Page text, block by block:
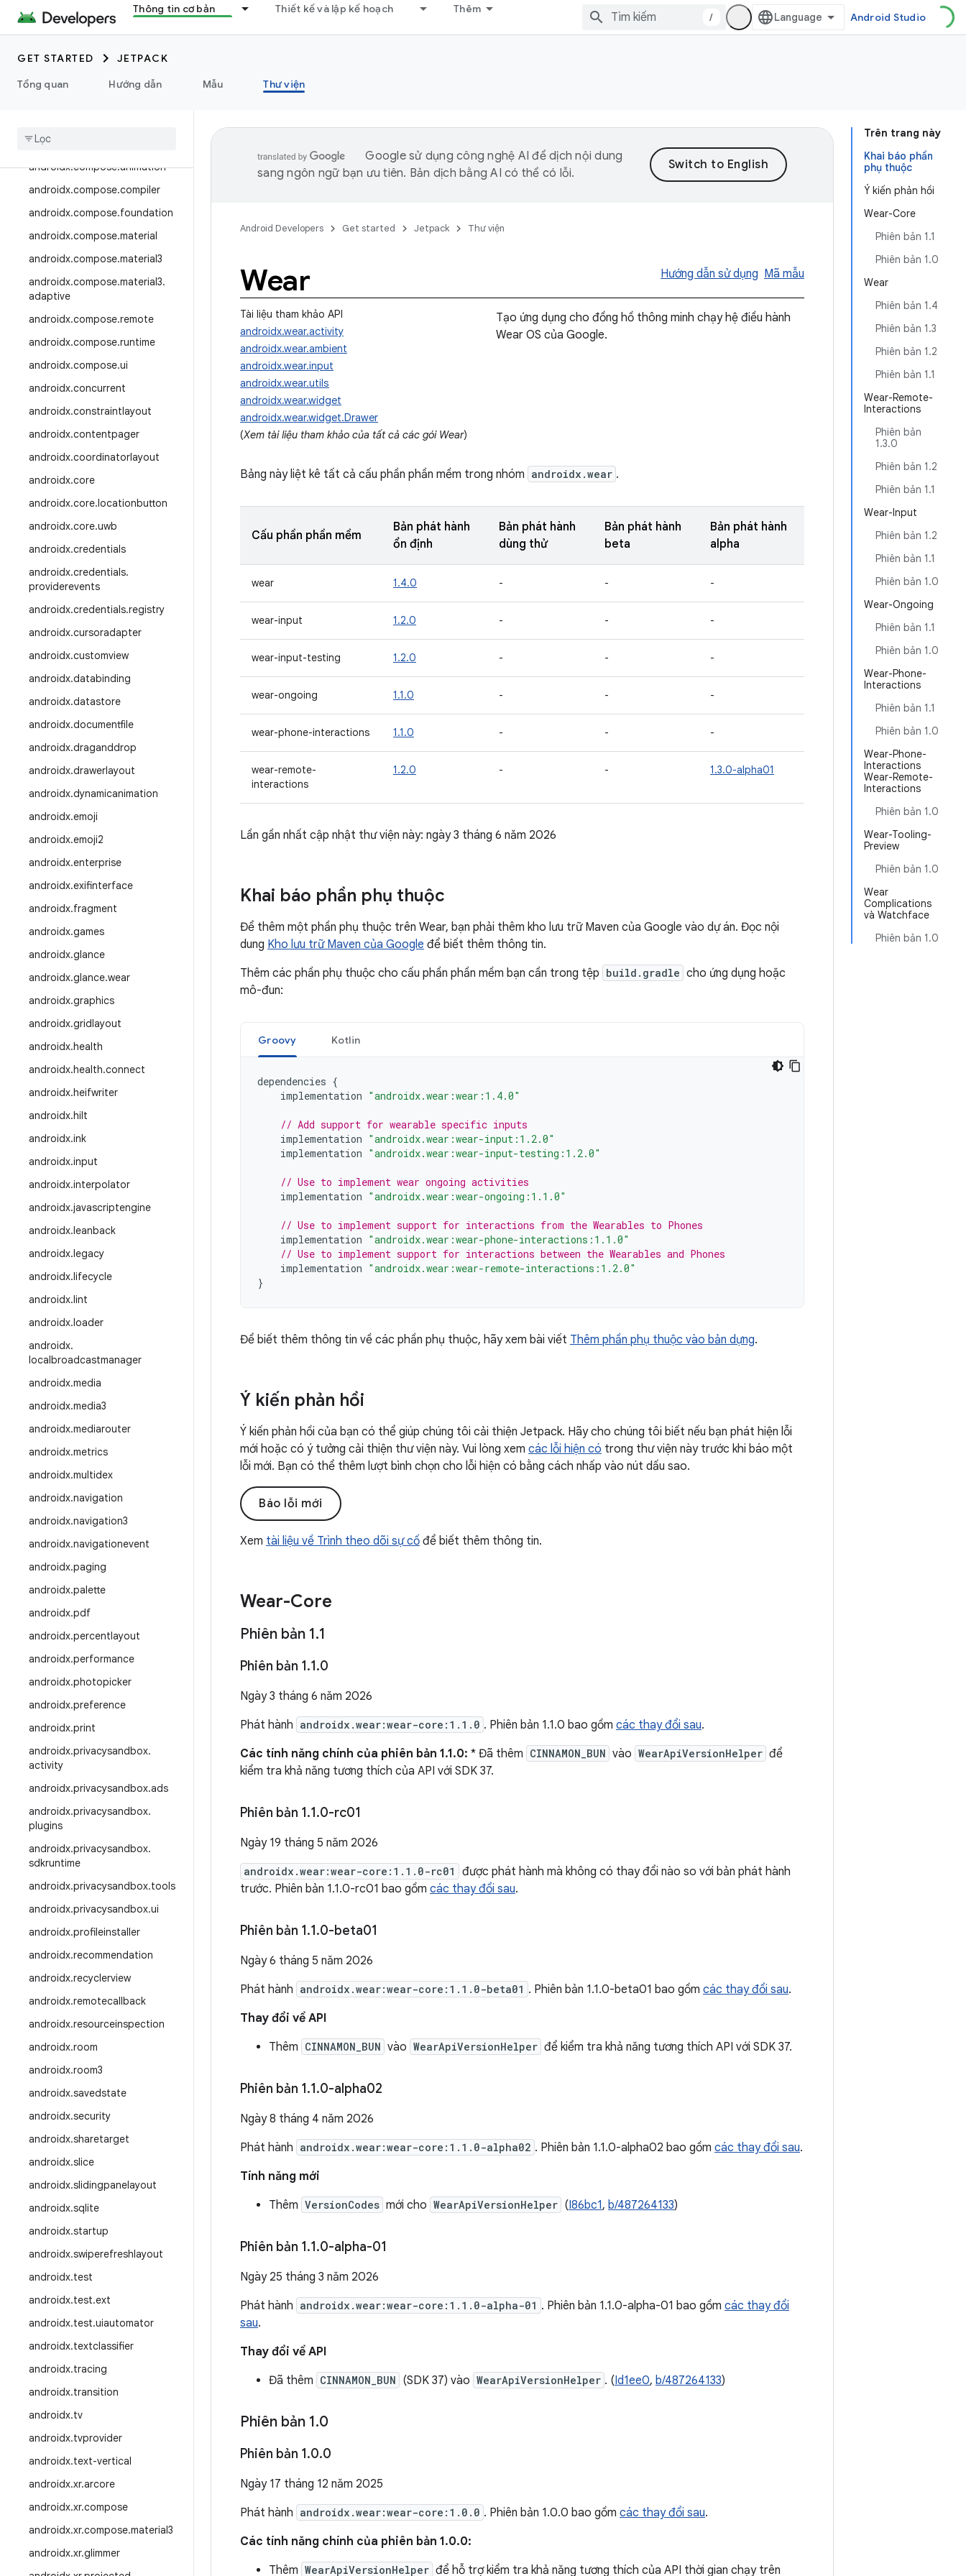
Thông tin cơ bản Thiết kế và lập kế hoạch Thêm
/ Android Studio
GET STARTED
JETPACK
Tổng quan
Hướng dẫn Mẫu Thư viện
androidx.camera.media3
androidx.camera.viewfinder
androidx.car
androidx
androidx.compose.animation
androidx.compose.compiler
androidx.compose.foundation
androidx.compose.material
androidx.compose.material3
androidx.compose.material3.
adaptive
androidx.compose.remote
androidx.compose.runtime
androidx.compose.ui
androidx.concurrent
androidx.constraintlayout
androidx.contentpager
androidx.coordinatorlayout
androidx.core
androidx.core.locationbutton
androidx.core.uwb
androidx.credentials
androidx.credentials.
providerevents
androidx.credentials.registry
androidx.cursoradapter
androidx.customview
androidx.databinding
androidx.datastore
androidx.documentfile
androidx.draganddrop
androidx.drawerlayout
androidx.dynamicanimation
androidx.emoji
androidx.emoji2
androidx.enterprise
androidx.exifinterface
androidx.fragment
androidx.games
androidx.glance
androidx.glance.wear
androidx.graphics
androidx.gridlayout
androidx.health
androidx.health.connect
androidx.heifwriter
androidx.hilt
androidx.ink
androidx.input
androidx.interpolator
androidx.javascriptengine
androidx.leanback
androidx.legacy
androidx.lifecycle
androidx.lint
androidx.loader
androidx.
localbroadcastmanager
androidx.media
androidx.media3
androidx.mediarouter
androidx.metrics
androidx.multidex
androidx.navigation
androidx.navigation3
androidx.navigationevent
androidx.paging
androidx.palette
androidx.pdf
androidx.percentlayout
androidx.performance
androidx.photopicker
androidx.preference
androidx.print
androidx.privacysandbox.
activity
androidx.privacysandbox.ads
androidx.privacysandbox.
plugins
androidx.privacysandbox.
sdkruntime
androidx.privacysandbox.tools
androidx.privacysandbox.ui
androidx.profileinstaller
androidx.recommendation
androidx.recyclerview
androidx.remotecallback
androidx.resourceinspection
androidx.room
androidx.room3
androidx.savedstate
androidx.security
androidx.sharetarget
androidx.slice
androidx.slidingpanelayout
androidx.sqlite
androidx.startup
androidx.swiperefreshlayout
androidx.test
androidx.test.ext
androidx.test.uiautomator
androidx.textclassifier
androidx.tracing
androidx.transition
androidx.tv
androidx.tvprovider
androidx.text-vertical
androidx.xr.arcore
androidx.xr.compose
androidx.xr.compose.material3
androidx.xr.glimmer
Trên trang này
Khai báo phần
phụ thuộc
Ý kiến phản hồi
Wear-Core
Phiên bản 1.1
Phiên bản 1.0
Wear
Phiên bản 1.4
Phiên bản 1.3
Phiên bản 1.2
Phiên bản 1.1
Wear-Remote-
Interactions
Phiên bản
1.3.0
Phiên bản 1.2
Phiên bản 1.1
Wear-Input
Phiên bản 1.2
Phiên bản 1.1
Phiên bản 1.0
Wear-Ongoing
Phiên bản 1.1
Phiên bản 1.0
Wear-Phone-
Interactions
Phiên bản 1.1
Phiên bản 1.0
Wear-Phone-
Interactions
Wear-Remote-
Interactions
Phiên bản 1.0
Wear-Tooling-
Preview
Phiên bản 1.0
Wear
Complications
và Watchface
Phiên bản 1.0
Google sử dụng công nghệ AI để dịch nội dung
sang ngôn ngữ bạn ưu tiên. Bản dịch bằng AI có thể có lỗi.
Android Developers Get started Jetpack Thư viện
Wear Hướng dẫn sử dụng Mã mẫu
Tài liệu tham khảo API
androidx.wear.activity
androidx.wear.ambient
androidx.wear.input
androidx.wear.utils
androidx.wear.widget
androidx.wear.widget.Drawer
(Xem tài liệu tham khảo của tất cả các gói Wear)
Tạo ứng dụng cho đồng hồ thông minh chạy hệ điều hành
Wear OS của Google.
Bảng này liệt kê tất cả cấu phần phần mềm trong nhóm androidx.wear .
Cấu phần phần mềm
Bản phát hành
ổn định
Bản phát hành
dùng thử
Bản phát hành
beta
Bản phát hành
alpha
wear 1.4.0 - - -
wear-input 1.2.0 - - -
wear-input-testing 1.2.0 - - -
wear-ongoing 1.1.0 - - -
wear-phone-interactions 1.1.0 - - -
wear-remote-
interactions
1.2.0 - - 1.3.0-alpha01
Lần gần nhất cập nhật thư viện này: ngày 3 tháng 6 năm 2026
Khai báo phần phụ thuộc
Để thêm một phần phụ thuộc trên Wear, bạn phải thêm kho lưu trữ Maven của Google vào dự án. Đọc nội
dung Kho lưu trữ Maven của Google để biết thêm thông tin.
Thêm các phần phụ thuộc cho cấu phần phần mềm bạn cần trong tệp build.gradle cho ứng dụng hoặc
mô-đun:
Groovy Kotlin
dependencies {
implementation "androidx.wear:wear:1.4.0"
// Add support for wearable specific inputs
implementation "androidx.wear:wear-input:1.2.0"
implementation "androidx.wear:wear-input-testing:1.2.0"
// Use to implement wear ongoing activities
implementation "androidx.wear:wear-ongoing:1.1.0"
// Use to implement support for interactions from the Wearables to Phones
implementation "androidx.wear:wear-phone-interactions:1.1.0"
// Use to implement support for interactions between the Wearables and Phones
implementation "androidx.wear:wear-remote-interactions:1.2.0"
}
Để biết thêm thông tin về các phần phụ thuộc, hãy xem bài viết Thêm phần phụ thuộc vào bản dựng.
Ý kiến phản hồi
Ý kiến phản hồi của bạn có thể giúp chúng tôi cải thiện Jetpack. Hãy cho chúng tôi biết nếu bạn phát hiện lỗi
mới hoặc có ý tưởng cải thiện thư viện này. Vui lòng xem các lỗi hiện có trong thư viện này trước khi báo một
lỗi mới. Bạn có thể thêm lượt bình chọn cho lỗi hiện có bằng cách nhấp vào nút dấu sao.
Báo lỗi mới
Xem tài liệu về Trình theo dõi sự cố để biết thêm thông tin.
Wear-Core
Phiên bản 1.1
Phiên bản 1.1.0
Ngày 3 tháng 6 năm 2026
Phát hành androidx.wear:wear-core:1.1.0 . Phiên bản 1.1.0 bao gồm các thay đổi sau.
Các tính năng chính của phiên bản 1.1.0: * Đã thêm CINNAMON_BUN vào WearApiVersionHelper để
kiểm tra khả năng tương thích của API với SDK 37.
Phiên bản 1.1.0-rc01
Ngày 19 tháng 5 năm 2026
androidx.wear:wear-core:1.1.0-rc01
được phát hành mà không có thay đổi nào so với bản phát hành
trước. Phiên bản 1.1.0-rc01 bao gồm các thay đổi sau.
Phiên bản 1.1.0-beta01
Ngày 6 tháng 5 năm 2026
Phát hành androidx.wear:wear-core:1.1.0-beta01 . Phiên bản 1.1.0-beta01 bao gồm các thay đổi sau.
Thay đổi về API
Thêm CINNAMON_BUN vào WearApiVersionHelper để kiểm tra khả năng tương thích API với SDK 37.
Phiên bản 1.1.0-alpha02
Ngày 8 tháng 4 năm 2026
Phát hành androidx.wear:wear-core:1.1.0-alpha02 . Phiên bản 1.1.0-alpha02 bao gồm các thay đổi sau.
Tính năng mới
Thêm VersionCodes mới cho WearApiVersionHelper (I86bc1, b/487264133)
Phiên bản 1.1.0-alpha-01
Ngày 25 tháng 3 năm 2026
Phát hành androidx.wear:wear-core:1.1.0-alpha-01 . Phiên bản 1.1.0-alpha-01 bao gồm các thay đổi
sau.
Thay đổi về API
Đã thêm CINNAMON_BUN (SDK 37) vào WearApiVersionHelper . (Id1ee0, b/487264133)
Phiên bản 1.0
Phiên bản 1.0.0
Ngày 17 tháng 12 năm 2025
Phát hành androidx.wear:wear-core:1.0.0 . Phiên bản 1.0.0 bao gồm các thay đổi sau.
Các tính năng chính của phiên bản 1.0.0:
Thêm WearApiVersionHelper để hỗ trợ kiểm tra khả năng tương thích của API thời gian chạy trên